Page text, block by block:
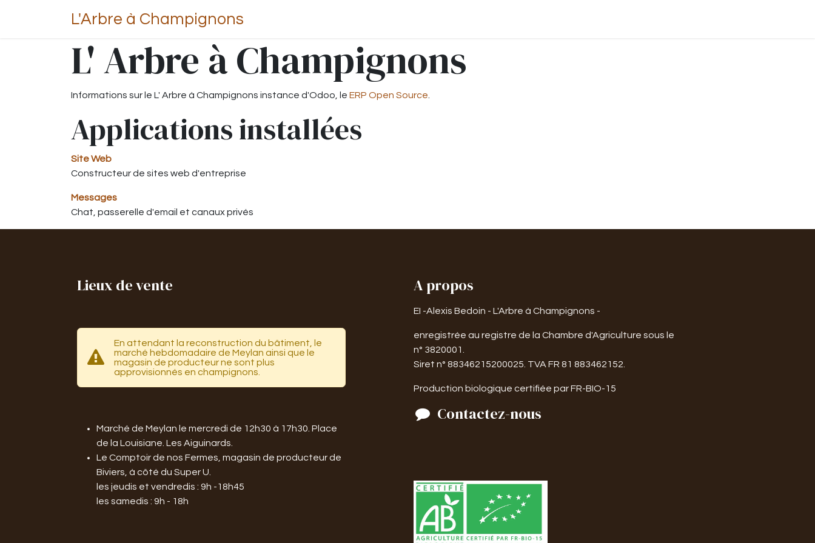
L'Arbre à Champignons
L' Arbre à Champignons
Informations sur le L' Arbre à Champignons instance d'Odoo, le ERP Open Source
Applications installées
Site Web
Constructeur de sites web d'entreprise
Messages
Chat, passerelle d'email et canaux privés
Lieux de vente
En attendant la reconstruction du bâtiment, le
marché hebdomadaire de Meylan ainsi que le
magasin de producteur ne sont plus
approvisionnés en champignons.
Marché de Meylan le mercredi de 12h30 à 17h30. Place
de la Louisiane. Les Aiguinards.
Le Comptoir de nos Fermes, magasin de producteur de
Biviers, à côté du Super U.
les jeudis et vendredis : 9h -18h45
les samedis : 9h - 18h
A propos
EI -Alexis Bedoin - L'Arbre à Champignons -
enregistrée au registre de la Chambre d'Agriculture sous le
n° 3820001.
Siret n° 88346215200025. TVA FR 81 883462152.
Production biologique certifiée par FR-BIO-15
Contactez-nous